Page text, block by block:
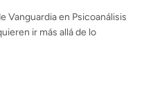
Vanguardia en Psicoanálisis
ir más allá de lo